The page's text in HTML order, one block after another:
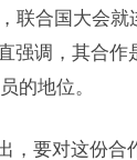
联合国大会
调，其合作
的地位。
，要对这份合